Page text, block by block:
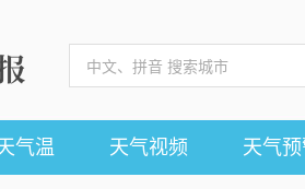
气温 天气视频 天气